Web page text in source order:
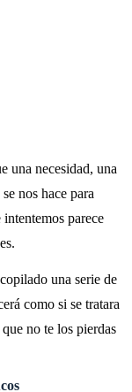
una necesidad, una
nos hace para
parece
una serie de
como si se tratara
no te los pierdas